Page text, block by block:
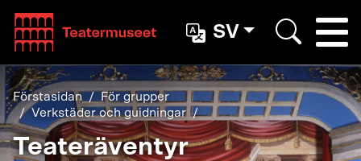
Teatterimuseo
SV
Förstasidan
För grupper
Verkstäder och guidningar
Teateräventyr